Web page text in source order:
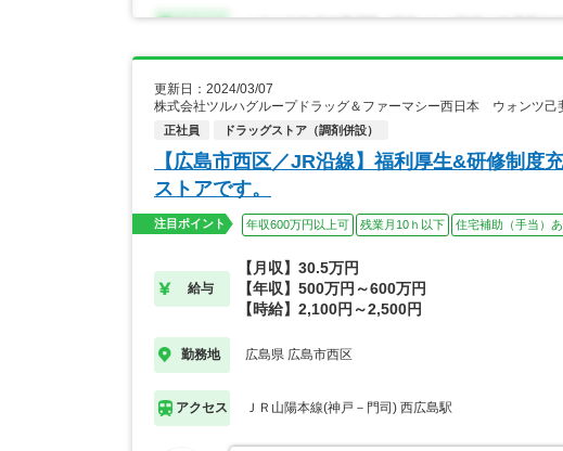
更新日：2024/03/07
株式会社ツルハグループドラッグ＆ファーマシー西日本 ウォンツ己
正社員 ドラッグストア（調剤併設）
【広島市西区／JR沿線】福利厚生&研修制
ストアです。
注目ポイント 年収600万円以上可 残業月10ｈ以下 住宅補助（手当）あ
給与
【月収】30.5万円
【年収】500万円～600万円
【時給】2,100円～2,500円
勤務地 広島県 広島市西区
アクセス ＪＲ山陽本線(神戸－門司) 西広島駅